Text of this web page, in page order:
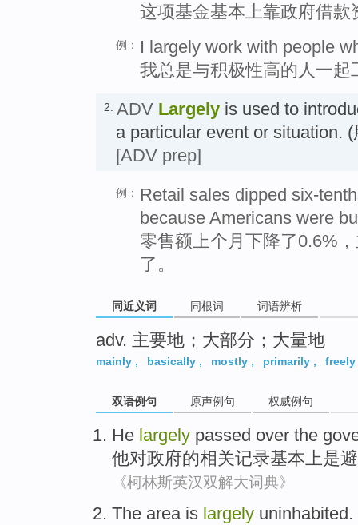
这项基金基本上靠政府借款
例：
I largely work with people
我总是与积极性高的人一起
2. ADV Largely is used to
a particular event or situation.
[ADV prep]
例： Retail sales dipped six-
because Americans were
零售额上个月下降了0.6%
了。
同近义词 同根词 词语辨析
adv. 主要地；大部分；大量地
mainly , basically , mostly , primarily , freely
双语例句 原声例句 权威例句
He largely passed over the
他对政府的相关记录基本上是
《柯林斯英汉双解大词典》
The area is largely uninhabited.